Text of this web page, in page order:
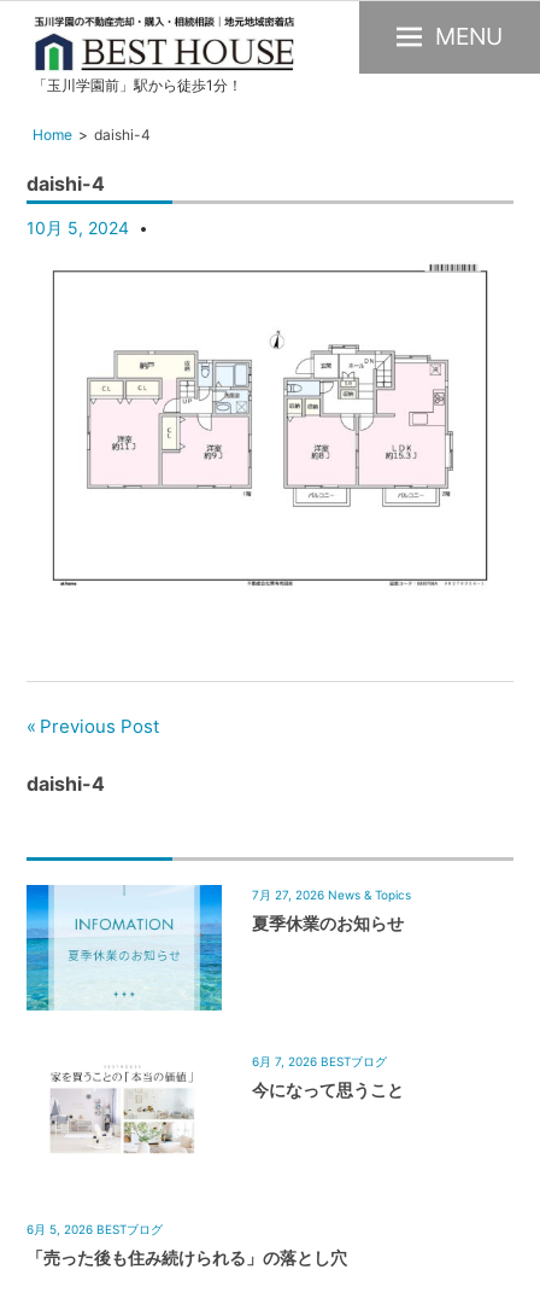
玉
川
園
の
入・
却・
理
域
密
BEST
「玉川学園前」駅から徒歩1分！
MENU
Home daishi-4
daishi-4
10月 5, 2024
Previous Post
daishi-4
7月 27, 2026 News & Topics
夏季休業のお知らせ
6月 7, 2026 BESTブログ
今になって思うこと
6月 5, 2026 BESTブログ
「売った後も住み続けられる」の落とし穴